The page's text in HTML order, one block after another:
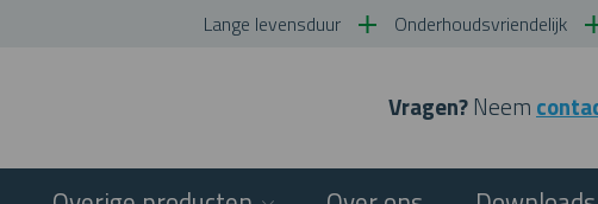
Lange levensduur Onderhoudsvriendelijk
Vragen? Neem